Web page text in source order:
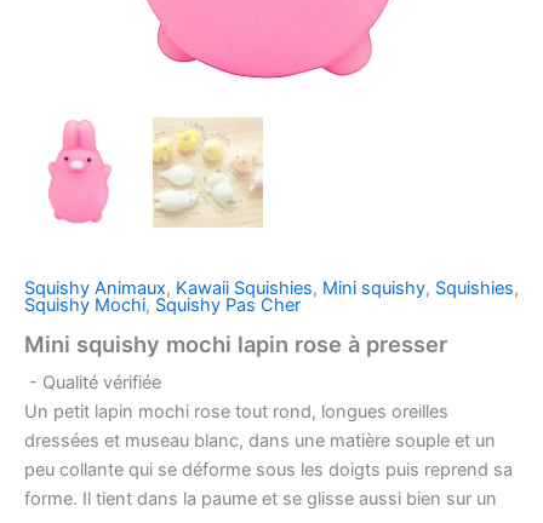
Squishy Animaux, Kawaii Squishies, Mini squishy, Squishies,
Squishy Mochi, Squishy Pas Cher
Mini squishy mochi lapin rose à presser
- Qualité vérifiée
Un petit lapin mochi rose tout rond, longues oreilles
dressées et museau blanc, dans une matière souple et un
peu collante qui se déforme sous les doigts puis reprend sa
forme. Il tient dans la paume et se glisse aussi bien sur un